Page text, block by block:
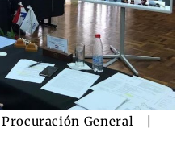
Procuración General